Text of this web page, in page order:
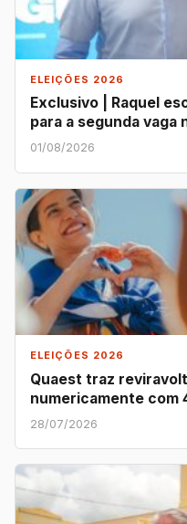
ELEIÇÕES 2026
Exclusivo | Raquel
para a segunda vaga
01/08/2026
ELEIÇÕES 2026
Quaest traz
numericamente com
28/07/2026